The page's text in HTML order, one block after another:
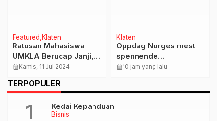
Featured Klaten
Ratusan Mahasiswa
UMKLA Berucap Janji,
Wakil Rektor : Ini Syarat
ke Lapangan
calendar_monthKamis, 11 Jul 2024
Klaten
Oppdag Norges mest
spennende
casinoopplevelse uten
calendar_month10 jam yang lalu
TERPOPULER
Bisnis
Kedai Kepanduan